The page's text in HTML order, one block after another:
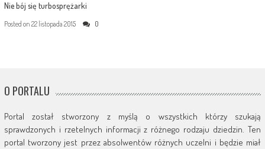
Nie bój się turbosprężarki
Posted on 22 listopada 2015 0
O PORTALU
Portal został stworzony z myślą o wszystkich którzy szukają
sprawdzonych i rzetelnych informacji z różnego rodzaju dziedzin. Ten
portal tworzony jest przez absolwentów różnych uczelni i będzie miał